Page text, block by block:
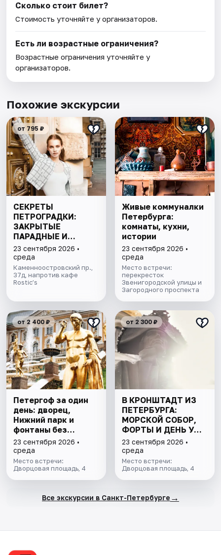
Сколько стоит билет?
Стоимость уточняйте у организаторов.
Есть ли возрастные ограничения?
Возрастные ограничения уточняйте у
организаторов.
Похожие экскурсии
от 795 ₽
СЕКРЕТЫ
ПЕТРОГРАДКИ:
ЗАКРЫТЫЕ
ПАРАДНЫЕ И
ДВОРЫ-КОЛОДЦЫ
23 сентября 2026 •
среда
Каменноостровский пр.,
37д, напротив кафе
Rostic’s
Живые коммуналки
Петербурга:
комнаты, кухни,
истории
23 сентября 2026 •
среда
Место встречи:
перекресток
Звенигородской улицы и
Загородного проспекта
от 2 400 ₽
Петергоф за один
день: дворец,
Нижний парк и
фонтаны без
очередей. Все
билеты включены
23 сентября 2026 •
среда
Место встречи:
Дворцовая площадь, 4
от 2 300 ₽
В КРОНШТАДТ ИЗ
ПЕТЕРБУРГА:
МОРСКОЙ СОБОР,
ФОРТЫ И ДЕНЬ У
ФИНСКОГО ЗАЛИВА.
ВСЁ ВКЛЮЧЕНО
23 сентября 2026 •
среда
Место встречи:
Дворцовая площадь, 4
Все экскурсии в Санкт-Петербурге →